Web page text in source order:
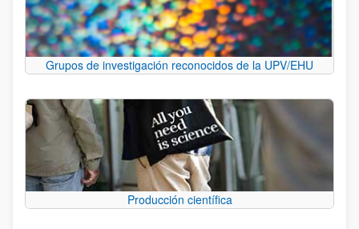
Grupos de investigación reconocidos de la UPV/EHU
Producción científica